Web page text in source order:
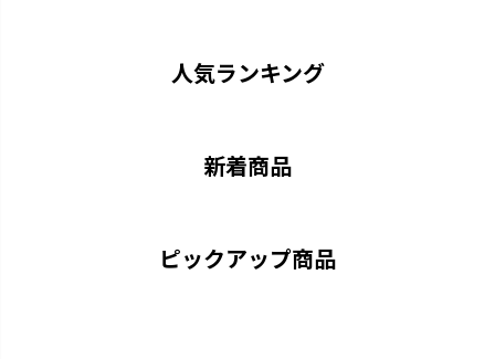
人気ランキング
新着商品
ピックアップ商品